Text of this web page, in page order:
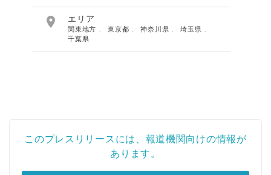
 エリア
関東地方 、東京都 、神奈川県 、埼玉県
千葉県
このプレスリリースには、報道機関向けの情報が
あります。